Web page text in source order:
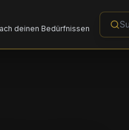
deinen Bedürfnissen